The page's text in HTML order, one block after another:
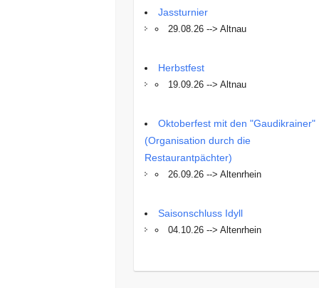
Jassturnier
29.08.26 --> Altnau
Herbstfest
19.09.26 --> Altnau
Oktoberfest mit den "Gaudikrainer"
(Organisation durch die
Restaurantpächter)
26.09.26 --> Altenrhein
Saisonschluss Idyll
04.10.26 --> Altenrhein